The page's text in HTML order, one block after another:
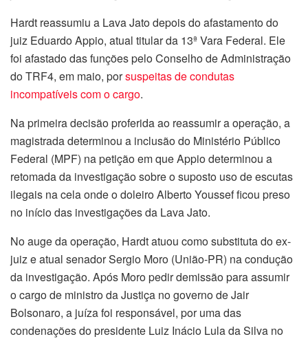
Hardt reassumiu a Lava Jato depois do afastamento do
juiz Eduardo Appio, atual titular da 13ª Vara Federal. Ele
foi afastado das funções pelo Conselho de Administração
do TRF4, em maio, porsuspeitas de condutas
incompatíveis com o cargo.
Na primeira decisão proferida ao reassumir a operação, a
magistrada determinou a inclusão do Ministério Público
Federal (MPF) na petição em que Appio determinou a
retomada da investigação sobre o suposto uso de escutas
ilegais na cela onde o doleiro Alberto Youssef ficou preso
no início das investigações da Lava Jato.
No auge da operação, Hardt atuou como substituta do ex-
juiz e atual senador Sergio Moro (União-PR) na condução
da investigação. Após Moro pedir demissão para assumir
o cargo de ministro da Justiça no governo de Jair
Bolsonaro, a juíza foi responsável, por uma das
condenações do presidente Luiz Inácio Lula da Silva no